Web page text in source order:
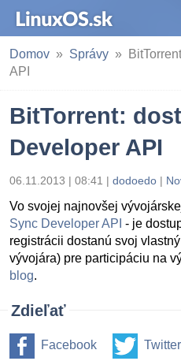
Domov Správy
API
BitTorrent:
Developer API
06.11.2013 | 08:41 | dodoedo |
Vo svojej najnovšej
Sync Developer API - je
registrácii dostanú svoj
vývojára) pre participáciu na
blog.
Zdieľať
Facebook Twitter